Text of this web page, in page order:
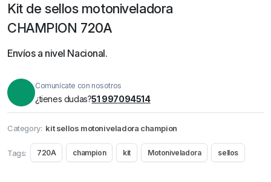
Kit de sellos motoniveladora
CHAMPION 720A
Envíos a nivel Nacional.
Comunícate con nosotros
¿tienes dudas?51 997094514
Category: kit sellos motoniveladora champion
Tags: 720A champion kit Motoniveladora sellos